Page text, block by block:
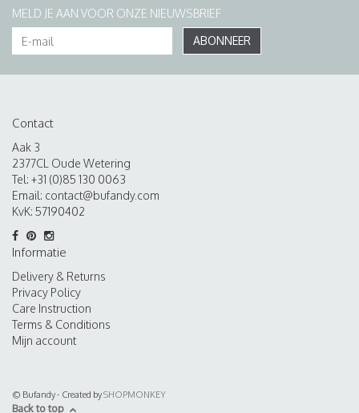
MELD JE AAN VOOR ONZE NIEUWSBRIEF
ABONNEER
Contact
Aak 3
2377CL Oude Wetering
Tel: +31 (0)85 130 0063
Email: contact@bufandy.com
KvK: 57190402
Informatie
Delivery & Returns
Privacy Policy
Care Instruction
Terms & Conditions
Mijn account
© Bufandy - Created bySHOPMONKEY
Back to top